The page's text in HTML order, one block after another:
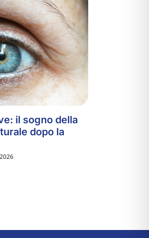
il sogno della
dopo la